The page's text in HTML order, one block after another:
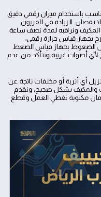
باستخدام ميزان رقمي دقيق
نقصان. الزيادة في الفريون
ونراقبه لمدة نصف ساعة
بجهاز قياس حرارة رقمي،
الضغوط بجهاز قياس الضغط
أصوات غريبة ونتأكد من عدم
أي أتربة أو مخلفات ناتجة عن
والمكيف بشكل صحيح، ونقدم
مكتوبة تغطي العمل وقطع